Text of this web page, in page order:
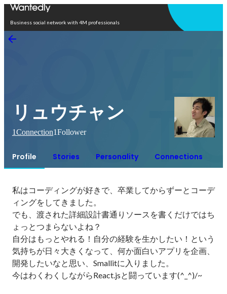
Business social network with 4M professionals
リュウチャン
1Connection1Follower
Profile Stories Personality Connections
私はコーディングが好きで、卒業してからずーとコーデ
ィングをしてきました。
でも、渡された詳細設計書通りソースを書くだけではち
ょっとつまらないよね？
自分はもっとやれる！自分の経験を生かしたい！という
気持ちが日々大きくなって、何か面白いアプリを企画、
開発したいなと思い、Smallitに入りました。
今はわくわくしながらReact.jsと闘っています(^_^)/~